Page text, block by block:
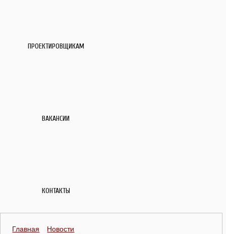
ПРОЕКТИРОВЩИКАМ
ВАКАНСИИ
КОНТАКТЫ
Главная Новости